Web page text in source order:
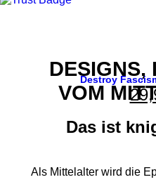
Destroy
DESIGNS,
VOM
Das ist
Als Mittelalter wird die